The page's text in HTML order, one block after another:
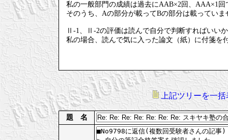
私の一般部門の成績は過去にAAB×2回、AAA×1回
そのうち、Aの部分が載ってBの部分は載っていま
Ⅱ-1、Ⅱ-2の評価は読んで自分で判断すればいい
私の場合、読んで気に入った論文（紙）に付箋を
上記ツリーを一括
題 名